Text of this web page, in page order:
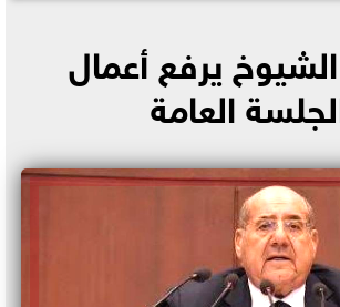
يرفع أعمال
العامة